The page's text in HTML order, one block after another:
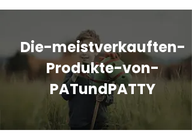
Die-meistverkauften-
Produkte-von-
PATundPATTY